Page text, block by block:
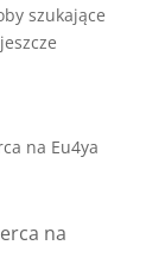
szukające
na